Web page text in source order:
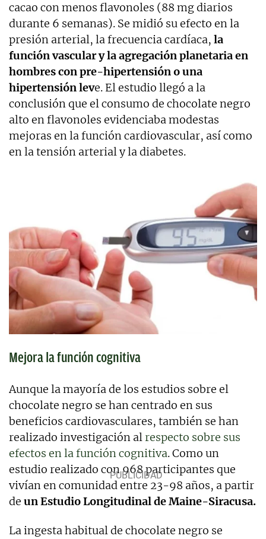
cacao con menos flavonoles (88 mg diarios
durante 6 semanas). Se midió su efecto en la
presión arterial, la frecuencia cardíaca, la
función vascular y la agregación planetaria en
hombres con pre-hipertensión o una
hipertensión leve. El estudio llegó a la
conclusión que el consumo de chocolate negro
alto en flavonoles evidenciaba modestas
mejoras en la función cardiovascular, así como
en la tensión arterial y la diabetes.
Mejora la función cognitiva
Aunque la mayoría de los estudios sobre el
chocolate negro se han centrado en sus
beneficios cardiovasculares, también se han
realizado investigación alrespecto sobre sus
efectos en la función cognitiva. Como un
estudio realizado con 968 participantes que
vivían en comunidad entre 23-98 años, a partir
de un Estudio Longitudinal de Maine-Siracusa.
La ingesta habitual de chocolate negro se